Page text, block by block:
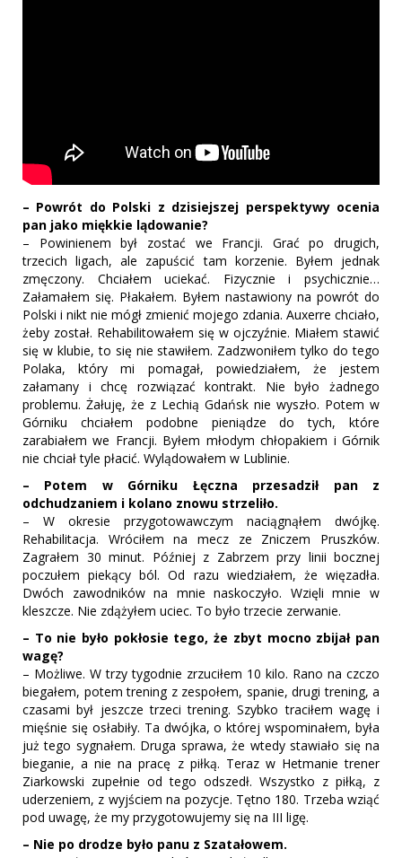
– Powrót do Polski z dzisiejszej perspektywy ocenia
pan jako miękkie lądowanie?
– Powinienem był zostać we Francji. Grać po drugich,
trzecich ligach, ale zapuścić tam korzenie. Byłem jednak
zmęczony. Chciałem uciekać. Fizycznie i psychicznie…
Załamałem się. Płakałem. Byłem nastawiony na powrót do
Polski i nikt nie mógł zmienić mojego zdania. Auxerre chciało,
żeby został. Rehabilitowałem się w ojczyźnie. Miałem stawić
się w klubie, to się nie stawiłem. Zadzwoniłem tylko do tego
Polaka, który mi pomagał, powiedziałem, że jestem
załamany i chcę rozwiązać kontrakt. Nie było żadnego
problemu. Żałuję, że z Lechią Gdańsk nie wyszło. Potem w
Górniku chciałem podobne pieniądze do tych, które
zarabiałem we Francji. Byłem młodym chłopakiem i Górnik
nie chciał tyle płacić. Wylądowałem w Lublinie.
– Potem w Górniku Łęczna przesadził pan z
odchudzaniem i kolano znowu strzeliło.
– W okresie przygotowawczym naciągnąłem dwójkę.
Rehabilitacja. Wróciłem na mecz ze Zniczem Pruszków.
Zagrałem 30 minut. Później z Zabrzem przy linii bocznej
poczułem piekący ból. Od razu wiedziałem, że więzadła.
Dwóch zawodników na mnie naskoczyło. Wzięli mnie w
kleszcze. Nie zdążyłem uciec. To było trzecie zerwanie.
– To nie było pokłosie tego, że zbyt mocno zbijał pan
wagę?
– Możliwe. W trzy tygodnie zrzuciłem 10 kilo. Rano na czczo
biegałem, potem trening z zespołem, spanie, drugi trening, a
czasami był jeszcze trzeci trening. Szybko traciłem wagę i
mięśnie się osłabiły. Ta dwójka, o której wspominałem, była
już tego sygnałem. Druga sprawa, że wtedy stawiało się na
bieganie, a nie na pracę z piłką. Teraz w Hetmanie trener
Ziarkowski zupełnie od tego odszedł. Wszystko z piłką, z
uderzeniem, z wyjściem na pozycje. Tętno 180. Trzeba wziąć
pod uwagę, że my przygotowujemy się na III ligę.
– Nie po drodze było panu z Szatałowem.